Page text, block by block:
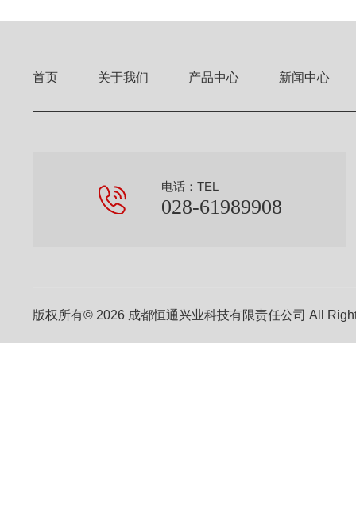
首页 关于我们 产品中心 新闻中心
电话：TEL
028-61989908
版权所有© 2026 成都恒通兴业科技有限责任公司 All